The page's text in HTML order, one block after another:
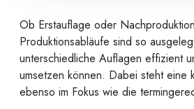
Ob Erstauflage oder
Produktionsabläufe sind so
unterschiedliche Auflagen effizient
umsetzen können. Dabei steht eine
ebenso im Fokus wie die